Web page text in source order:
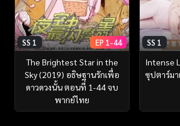
SS 1 EP 1-44
The Brightest Star in the
Sky (2019) อธิษฐานรักเพื่อ
ดาวดวงนั้น ตอนที่ 1-44 จบ
พากย์ไทย
SS 1
Intense
ซุปตาร์ม